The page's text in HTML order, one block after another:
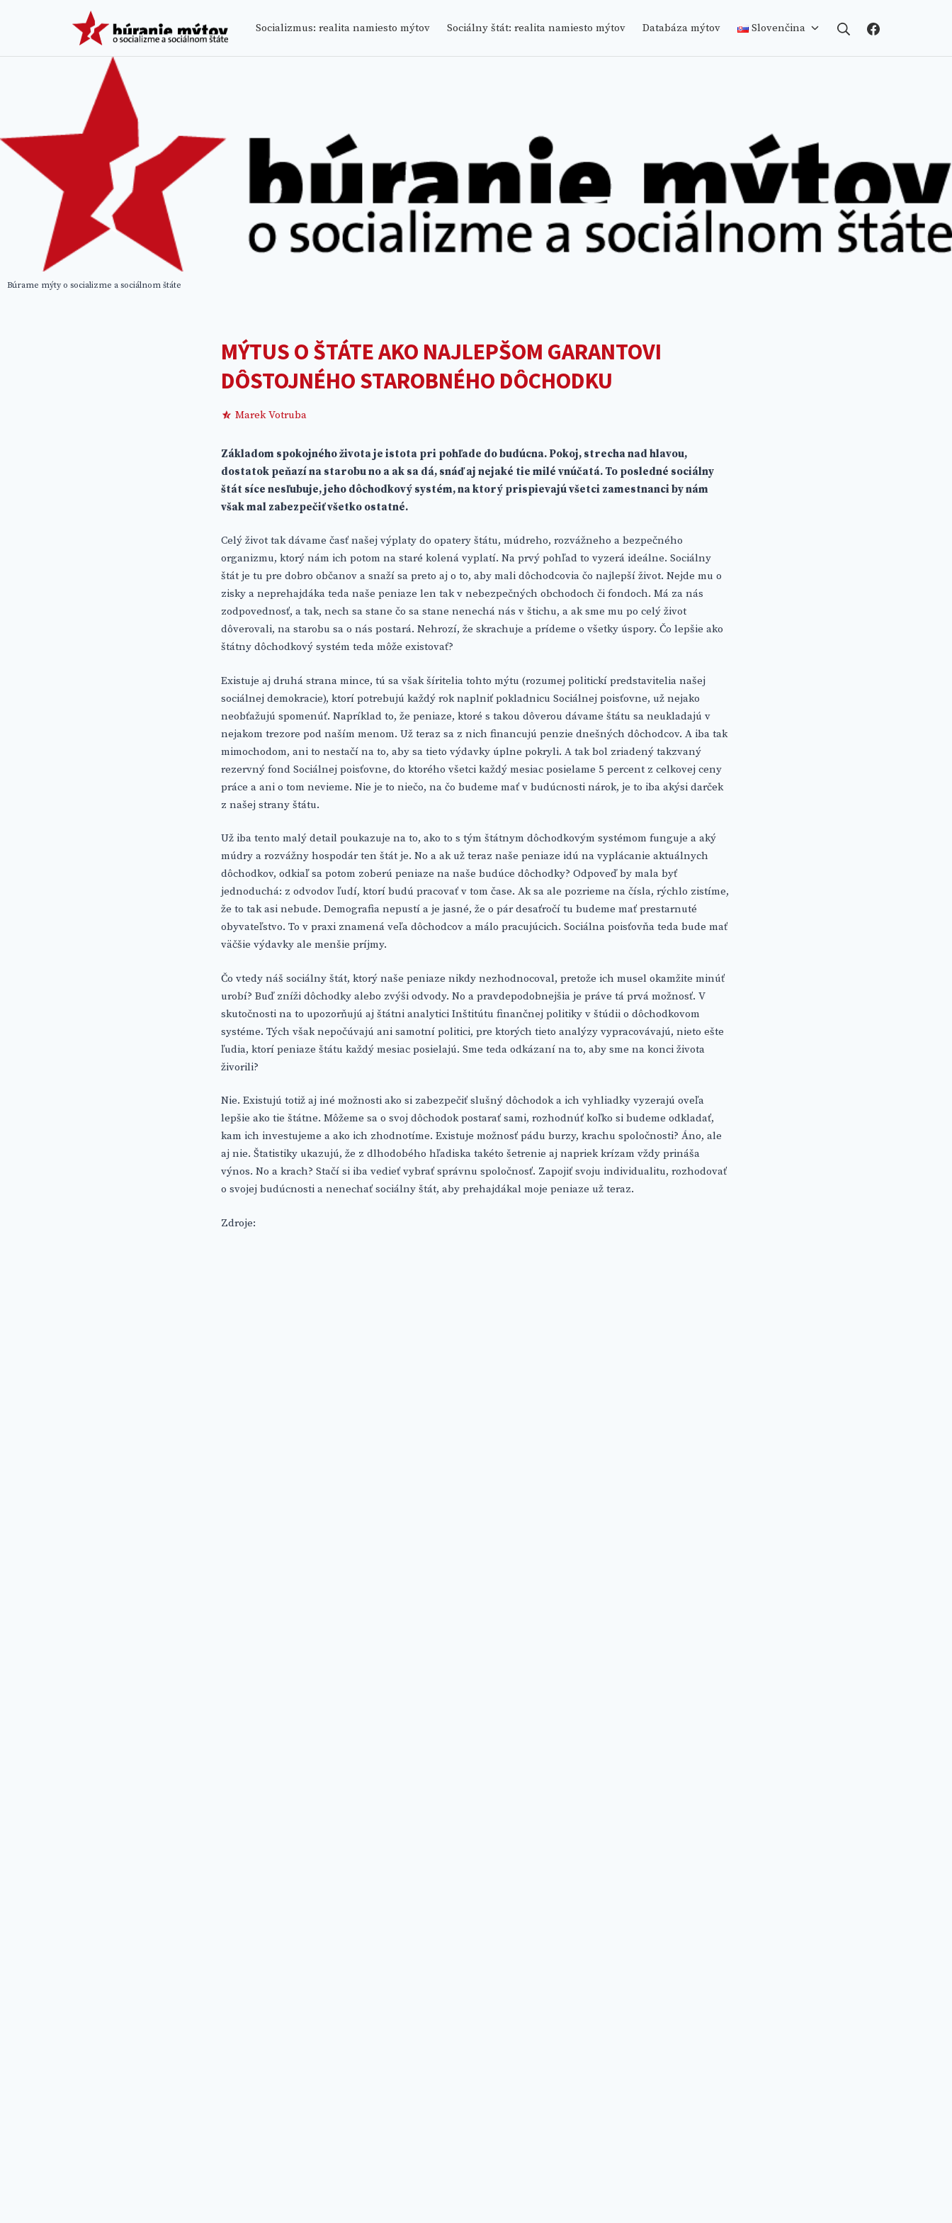
BÚRANIE MÝTOV
Socializmus: realita namiesto mýtov Sociálny štát: realita namiesto mýtov Databáza mýtov Slovenčina SearchFacebook
Búrame mýty o socializme a sociálnom štáte
MÝTUS O ŠTÁTE AKO NAJLEPŠOM GARANTOVI
DÔSTOJNÉHO STAROBNÉHO DÔCHODKU
Marek Votruba
Základom spokojného života je istota pri pohľade do budúcna. Pokoj, strecha nad hlavou,
dostatok peňazí na starobu no a ak sa dá, snáď aj nejaké tie milé vnúčatá. To posledné sociálny
štát síce nesľubuje, jeho dôchodkový systém, na ktorý prispievajú všetci zamestnanci by nám
však mal zabezpečiť všetko ostatné.
Celý život tak dávame časť našej výplaty do opatery štátu, múdreho, rozvážneho a bezpečného
organizmu, ktorý nám ich potom na staré kolená vyplatí. Na prvý pohľad to vyzerá ideálne. Sociálny
štát je tu pre dobro občanov a snaží sa preto aj o to, aby mali dôchodcovia čo najlepší život. Nejde mu o
zisky a neprehajdáka teda naše peniaze len tak v nebezpečných obchodoch či fondoch. Má za nás
zodpovednosť, a tak, nech sa stane čo sa stane nenechá nás v štichu, a ak sme mu po celý život
dôverovali, na starobu sa o nás postará. Nehrozí, že skrachuje a prídeme o všetky úspory. Čo lepšie ako
štátny dôchodkový systém teda môže existovať?
Existuje aj druhá strana mince, tú sa však šíritelia tohto mýtu (rozumej politickí predstavitelia našej
sociálnej demokracie), ktorí potrebujú každý rok naplniť pokladnicu Sociálnej poisťovne, už nejako
neobťažujú spomenúť. Napríklad to, že peniaze, ktoré s takou dôverou dávame štátu sa neukladajú v
nejakom trezore pod naším menom. Už teraz sa z nich financujú penzie dnešných dôchodcov. A iba tak
mimochodom, ani to nestačí na to, aby sa tieto výdavky úplne pokryli. A tak bol zriadený takzvaný
rezervný fond Sociálnej poisťovne, do ktorého všetci každý mesiac posielame 5 percent z celkovej ceny
práce a ani o tom nevieme. Nie je to niečo, na čo budeme mať v budúcnosti nárok, je to iba akýsi darček
z našej strany štátu.
Už iba tento malý detail poukazuje na to, ako to s tým štátnym dôchodkovým systémom funguje a aký
múdry a rozvážny hospodár ten štát je. No a ak už teraz naše peniaze idú na vyplácanie aktuálnych
dôchodkov, odkiaľ sa potom zoberú peniaze na naše budúce dôchodky? Odpoveď by mala byť
jednoduchá: z odvodov ľudí, ktorí budú pracovať v tom čase. Ak sa ale pozrieme na čísla, rýchlo zistíme,
že to tak asi nebude. Demografia nepustí a je jasné, že o pár desaťročí tu budeme mať prestarnuté
obyvateľstvo. To v praxi znamená veľa dôchodcov a málo pracujúcich. Sociálna poisťovňa teda bude mať
väčšie výdavky ale menšie príjmy.
Čo vtedy náš sociálny štát, ktorý naše peniaze nikdy nezhodnocoval, pretože ich musel okamžite minúť
urobí? Buď zníži dôchodky alebo zvýši odvody. No a pravdepodobnejšia je práve tá prvá možnosť. V
skutočnosti na to upozorňujú aj štátni analytici Inštitútu finančnej politiky v štúdii o dôchodkovom
systéme. Tých však nepočúvajú ani samotní politici, pre ktorých tieto analýzy vypracovávajú, nieto ešte
ľudia, ktorí peniaze štátu každý mesiac posielajú. Sme teda odkázaní na to, aby sme na konci života
živorili?
Nie. Existujú totiž aj iné možnosti ako si zabezpečiť slušný dôchodok a ich vyhliadky vyzerajú oveľa
lepšie ako tie štátne. Môžeme sa o svoj dôchodok postarať sami, rozhodnúť koľko si budeme odkladať,
kam ich investujeme a ako ich zhodnotíme. Existuje možnosť pádu burzy, krachu spoločnosti? Áno, ale
aj nie. Štatistiky ukazujú, že z dlhodobého hľadiska takéto šetrenie aj napriek krízam vždy prináša
výnos. No a krach? Stačí si iba vedieť vybrať správnu spoločnosť. Zapojiť svoju individualitu, rozhodovať
o svojej budúcnosti a nenechať sociálny štát, aby prehajdákal moje peniaze už teraz.
Zdroje: